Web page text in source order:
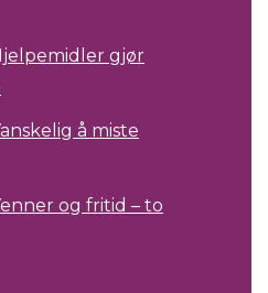
gjør
å miste
og fritid – to